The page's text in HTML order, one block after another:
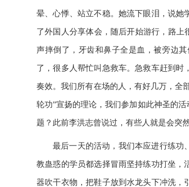
晕、心悸、站立不稳。她流下眼泪，说她
了外国人分享体会，随后开始游行，路上
声摔倒了，牙齿和鼻子全是血，被旁边
了，很多人帮忙叫急救车。急救车赶到
奏效。我们所有在场的人，有好几万，全
轮功”宣扬的理论，我们参加如此神圣的
题？此前李洪志曾说过，有些人就是会突
最后一天的活动，我们本应进行练功
教蛊惑的学员都选择冒雨坚持练功打坐，
器吹干衣物，把鞋子放到水龙头下冲洗，